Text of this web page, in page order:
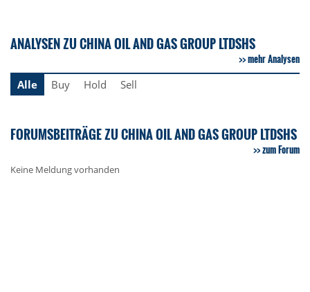
ANALYSEN ZU CHINA OIL AND GAS GROUP LTDSHS
mehr Analysen
Alle
Buy Hold Sell
FORUMSBEITRÄGE ZU CHINA OIL AND GAS GROUP LTDSHS
zum Forum
Keine Meldung vorhanden